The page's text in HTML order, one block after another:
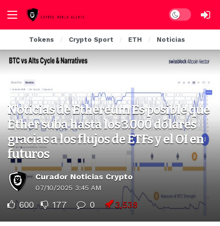
Dark mode
Tokens Crypto Sport ETH Noticias
NOTICIAS ETHEREUM
Noticias de Ethereum Es posible que
Ether suba hasta los 3.000 dólares
gracias a los flujos de ETFs y el OI en
futuros
Curador Noticias Crypto
07/10/2025 3:45 AM
600 177 0 3,538